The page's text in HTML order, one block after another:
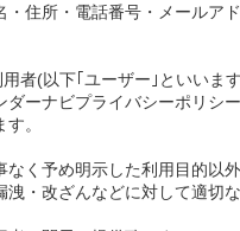
住所・電話番号・メールア
者(以下｢ユーザー｣といいま
ーナビプライバシーポリシ
。
く予め明示した利用目的以
・改ざんなどに対して適切